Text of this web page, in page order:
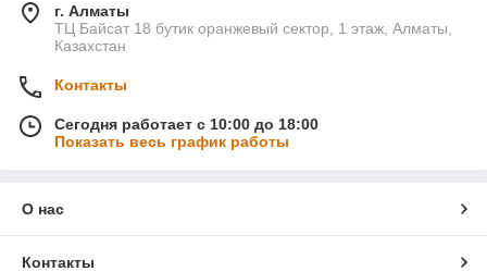
г. Алматы
ТЦ Байсат 18 бутик оранжевый сектор, 1 этаж, Алматы,
Казахстан
Контакты
Сегодня работает с 10:00 до 18:00
Показать весь график работы
О нас
Контакты